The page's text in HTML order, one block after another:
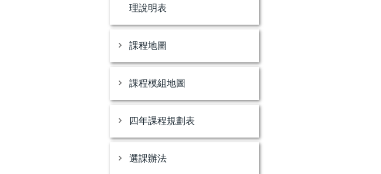
理說明表
課程地圖
課程模組地圖
四年課程規劃表
選課辦法